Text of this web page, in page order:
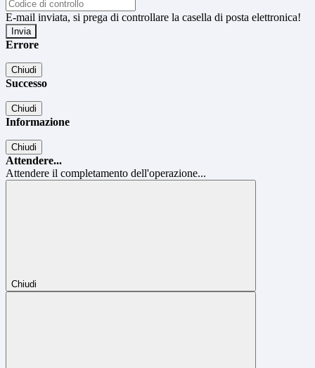
E-mail inviata, si prega di controllare la casella di posta elettronica!
Errore
Chiudi
Successo
Chiudi
Informazione
Chiudi
Attendere...
Attendere il completamento dell'operazione...
Chiudi